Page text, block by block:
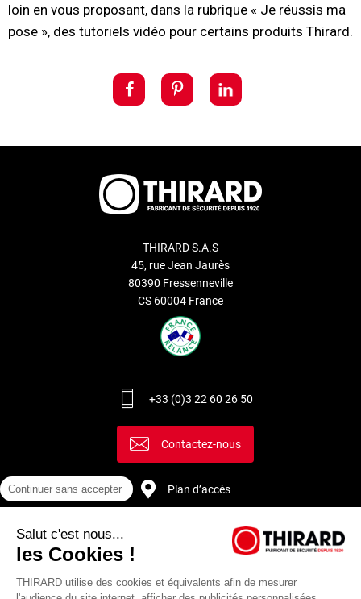
loin en vous proposant, dans la rubrique « Je réussis ma
pose », des tutoriels vidéo pour certains produits Thirard.
THIRARD S.A.S
45, rue Jean Jaurès
80390 Fressenneville
CS 60004 France
+33 (0)3 22 60 26 50
Contactez-nous
Plan d’accès
Continuer sans accepter
Salut c'est nous...
les Cookies !
THIRARD utilise des cookies et équivalents afin de mesurer